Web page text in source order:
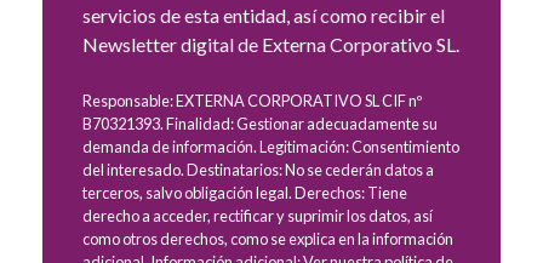
servicios de esta entidad, así como recibir el
Newsletter digital de Externa Corporativo SL.
Responsable: EXTERNA CORPORATIVO SL CIF nº
B70321393. Finalidad: Gestionar adecuadamente su
demanda de información. Legitimación: Consentimiento
del interesado. Destinatarios: No se cederán datos a
terceros, salvo obligación legal. Derechos: Tiene
derecho a acceder, rectificar y suprimir los datos, así
como otros derechos, como se explica en la información